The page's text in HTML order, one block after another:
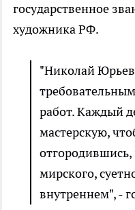
государственное
художника РФ.
"Николай
работ. Каждый
мастерскую,
мирского,
внутреннем", -